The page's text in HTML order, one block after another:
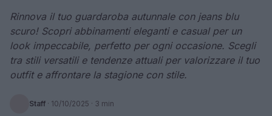
Rinnova il tuo guardaroba autunnale con jeans blu
scuro! Scopri abbinamenti eleganti e casual per un
look impeccabile, perfetto per ogni occasione. Scegli
tra stili versatili e tendenze attuali per valorizzare il tuo
outfit e affrontare la stagione con stile.
Staff · 10/10/2025 · 3 min